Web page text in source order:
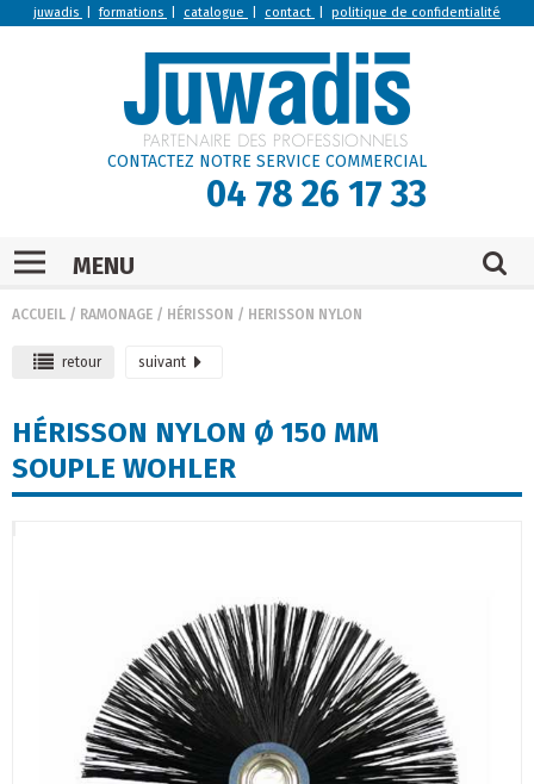
juwadis |formations catalogue contact politique de confidentialité
CONTACTEZ NOTRE SERVICE COMMERCIAL
04 78 26 17 33
MENU
ACCUEIL / RAMONAGE / HÉRISSON / HERISSON NYLON
retour suivant
HÉRISSON NYLON Ø 150 MM
SOUPLE WOHLER